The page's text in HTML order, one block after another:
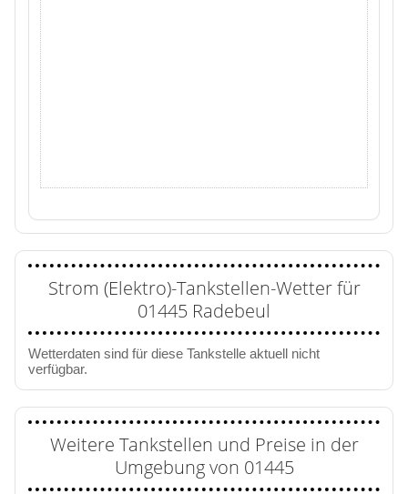
Strom (Elektro)-Tankstellen-Wetter für
01445 Radebeul
Wetterdaten sind für diese Tankstelle aktuell nicht
verfügbar.
Weitere Tankstellen und Preise in der
Umgebung von 01445